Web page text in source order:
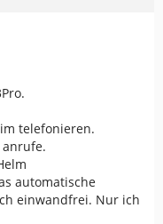
telefonieren.
automatische
einwandfrei. Nur ich